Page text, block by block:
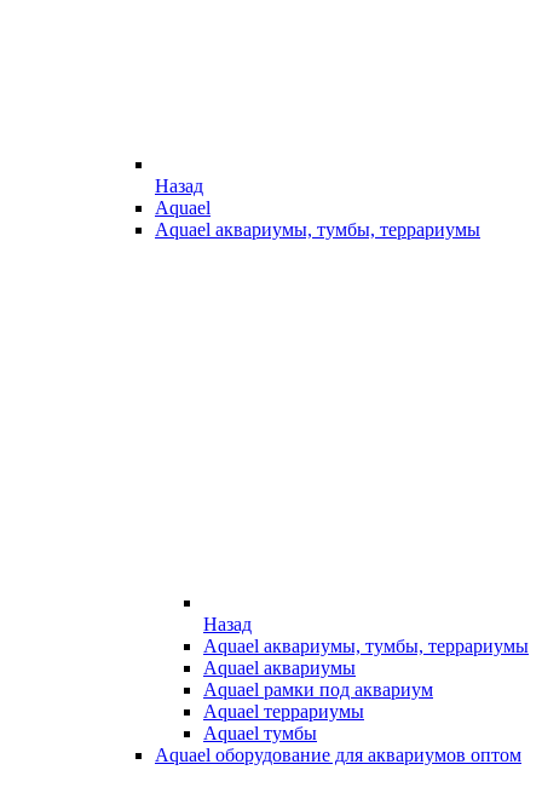
Назад
Aquael
Aquael аквариумы, тумбы, террариумы
Назад
Aquael аквариумы, тумбы, террариумы
Aquael аквариумы
Aquael рамки под аквариум
Aquael террариумы
Aquael тумбы
Aquael оборудование для аквариумов оптом